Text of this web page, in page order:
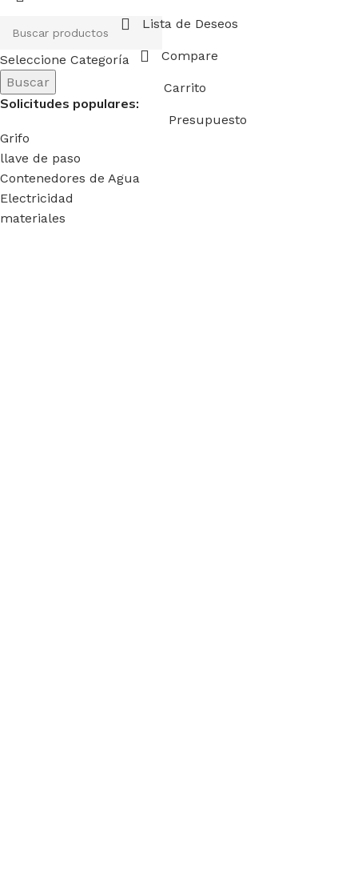
Seleccione Categoría
Buscar
Solicitudes populares:
Grifo
llave de paso
Contenedores de Agua
Electricidad
materiales
Lista de Deseos
Compare
Carrito
Presupuesto